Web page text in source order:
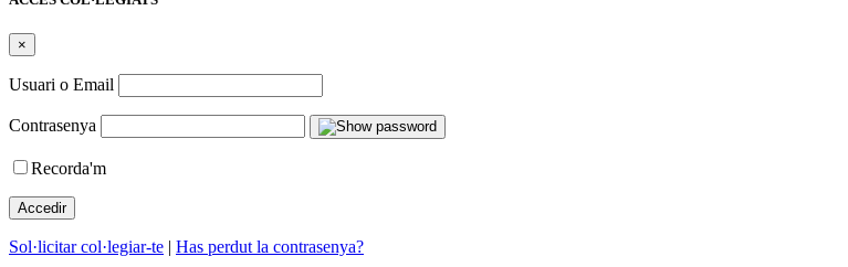
×
Usuari o Email
Contrasenya
Recorda'm
Sol·licitar col·legiar-te | Has perdut la contrasenya?